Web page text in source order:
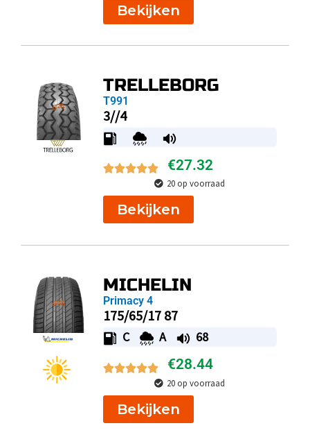
Bekijken
TRELLEBORG
T991
3//4
€27.32
20 op voorraad
Bekijken
MICHELIN
Primacy 4
175/65/17 87
C A 68
€28.44
20 op voorraad
Bekijken